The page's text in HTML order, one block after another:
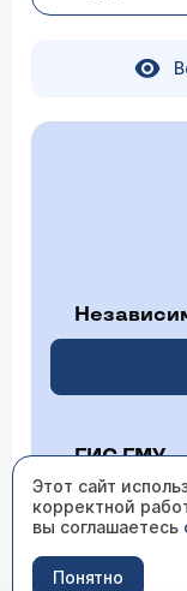
ГИС ГМУ
Этот сайт
корректной
вы соглашаетесь
Понятно